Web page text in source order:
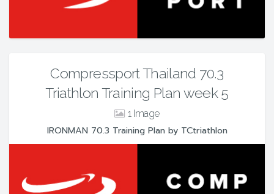
Compressport Thailand 70.3
Triathlon Training Plan week 5
1
IRONMAN 70.3 Training Plan by TCtriathlon